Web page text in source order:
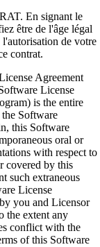
En signant le
être de l'âge légal
de votre
contrat.
Agreement
License
is the entire
Software
this Software
oral or
with respect to
covered by this
such extraneous
License
you and Licensor
the extent any
conflict with the
of this Software